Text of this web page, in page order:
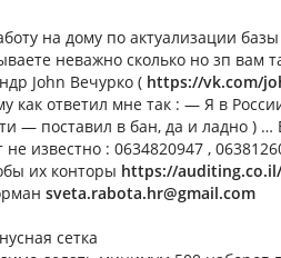
на дому по актуализации
неважно сколько но зп вам
John Вечурко ( https://vk.com/
как ответил мне так : — Я в
— поставил в бан, да и ладно )
известно : 0634820947 ,
их конторы https://
sveta.rabota.hr@gmail.com
сетка